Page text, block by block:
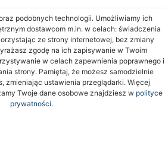
podobnych technologii. Umożliwiamy ich
dostawcom m.in. w celach: świadczenia
ze strony internetowej, bez zmiany
zgodę na ich zapisywanie w Twoim
w celach zapewnienia poprawnego i
strony. Pamiętaj, że możesz samodzielnie
zmieniając ustawienia przeglądarki. Więcej
Twoje dane osobowe znajdziesz w polityce
prywatności.